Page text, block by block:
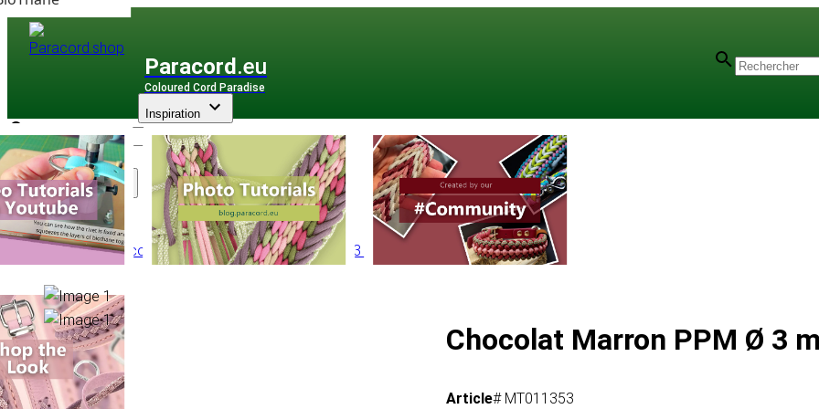
Paracord .eu
Coloured Cord Paradise
Assortiment
Inspiration
PPM Multicorde/PPM Basic Ronde/Ronde Ø 3 mm
Chocolat Marron PPM Ø 3
Article# MT011353